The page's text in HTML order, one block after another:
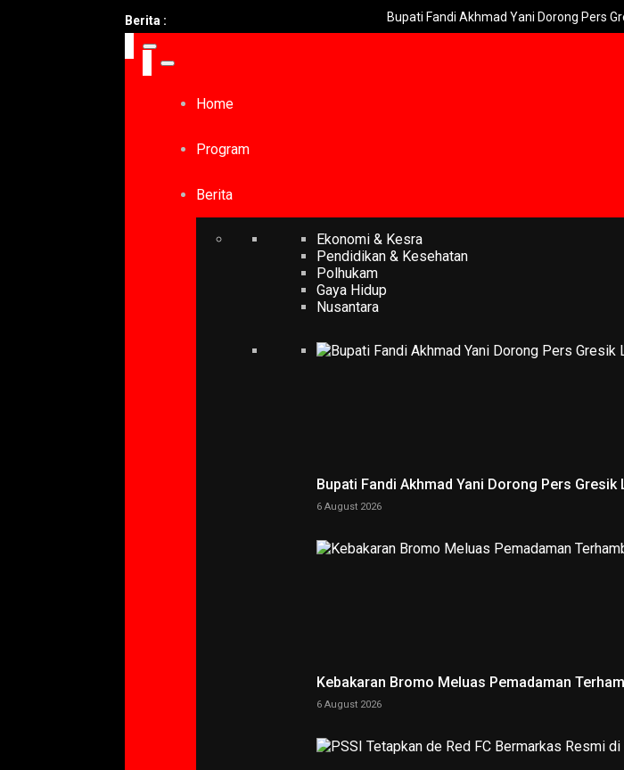
Berita : Bupati Fandi Akhmad Yani Dorong Pers Gresik Lebih
Home
Program
Berita
Ekonomi & Kesra
Pendidikan & Kesehatan
Polhukam
Gaya Hidup
Nusantara
Bupati Fandi Akhmad Yani Dorong Pers Gresik
6 August 2026
Kebakaran Bromo Meluas Pemadaman
6 August 2026